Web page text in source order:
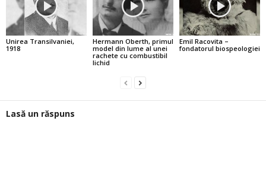
Unirea Transilvaniei,
1918
Hermann Oberth, primul
model din lume al unei
rachete cu combustibil
lichid
Emil Racovita –
fondatorul biospeologiei
Lasă un răspuns